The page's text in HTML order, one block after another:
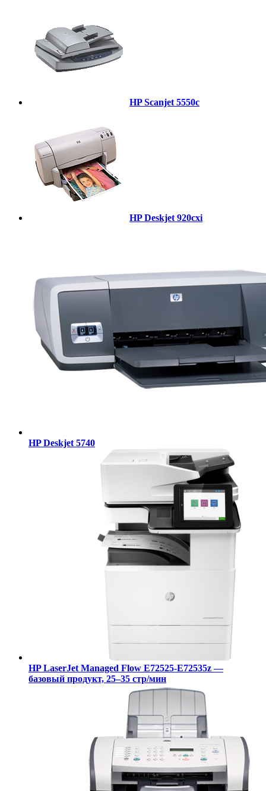
HP Scanjet 5550c
HP Deskjet 920cxi
HP Deskjet 5740
HP LaserJet Managed Flow E72525-E72535z —
базовый продукт, 25–35 стр/мин